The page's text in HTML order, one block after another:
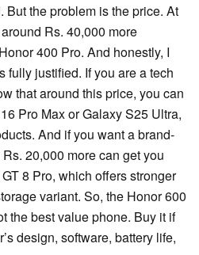
the problem is the price. At
Rs. 40,000 more
400 Pro. And honestly, I
fully justified. If you are a tech
that around this price, you can
Pro Max or Galaxy S25 Ultra,
And if you want a brand-
20,000 more can get you
8 Pro, which offers stronger
variant. So, the Honor 600
the best value phone. Buy it if
design, software, battery life,